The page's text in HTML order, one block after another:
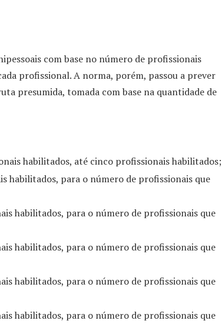
com base no número de profissionais
profissional. A norma, porém, passou a prever
presumida, tomada com base na quantidade de
habilitados, até cinco profissionais habilitados;
habilitados, para o número de profissionais que
habilitados, para o número de profissionais que
habilitados, para o número de profissionais que
habilitados, para o número de profissionais que
habilitados, para o número de profissionais que